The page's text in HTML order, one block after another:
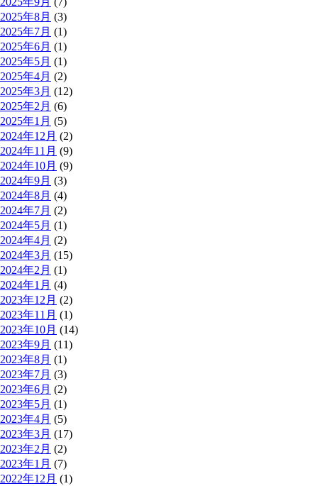
2025年8月 (3)
2025年7月 (1)
2025年6月 (1)
2025年5月 (1)
2025年4月 (2)
2025年3月 (12)
2025年2月 (6)
2025年1月 (5)
2024年12月 (2)
2024年11月 (9)
2024年10月 (9)
2024年9月 (3)
2024年8月 (4)
2024年7月 (2)
2024年5月 (1)
2024年4月 (2)
2024年3月 (15)
2024年2月 (1)
2024年1月 (4)
2023年12月 (2)
2023年11月 (1)
2023年10月 (14)
2023年9月 (11)
2023年8月 (1)
2023年7月 (3)
2023年6月 (2)
2023年5月 (1)
2023年4月 (5)
2023年3月 (17)
2023年2月 (2)
2023年1月 (7)
2022年12月 (1)